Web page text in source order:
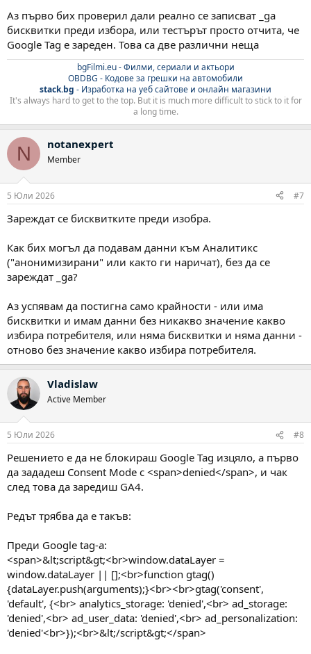
Аз първо бих проверил дали реално се записват _ga
бисквитки преди избора, или тестърът просто отчита, че
Google Tag е зареден. Това са две различни неща
bgFilmi.eu - Филми, сериали и актьори
OBDBG - Кодове за грешки на автомобили
stack.bg - Изработка на уеб сайтове и онлайн магазини
It's always hard to get to the top. But it is much more difficult to stick to it for
a long time.
N notanexpert
Member
5 Юли 2026 #7
Зареждат се бисквитките преди изобра.
Как бих могъл да подавам данни към Аналитикс
("анонимизирани" или както ги наричат), без да се
зареждат _ga?
Аз успявам да постигна само крайности - или има
бисквитки и имам данни без никакво значение какво
избира потребителя, или няма бисквитки и няма данни -
отново без значение какво избира потребителя.
Vladislaw
Active Member
5 Юли 2026 #8
Решението е да не блокираш Google Tag изцяло, а първо
да зададеш Consent Mode с <span>denied</span>, и чак
след това да заредиш GA4.
Редът трябва да е такъв:
Преди Google tag-а:
<span>&lt;script&gt;<br>window.dataLayer =
window.dataLayer || [];<br>function gtag()
{dataLayer.push(arguments);}<br><br>gtag('consent',
'default', {<br> analytics_storage: 'denied',<br> ad_storage:
'denied',<br> ad_user_data: 'denied',<br> ad_personalization:
'denied'<br>});<br>&lt;/script&gt;</span>